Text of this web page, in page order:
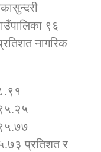
सूचना
९६
नागरिक
९५.२५
प्रतिशत र